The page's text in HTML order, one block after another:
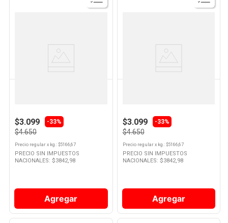
Ver
Producto
$3.099 -33%
$4.650
Precio regular x kg. : $5166,67
PRECIO SIN IMPUESTOS
NACIONALES: $3842,98
Agregar
Ver
Producto
$3.099 -33%
$4.650
Precio regularx kg. : $5166,67
PRECIO SIN IMPUESTOS
NACIONALES: $3842,98
Agregar